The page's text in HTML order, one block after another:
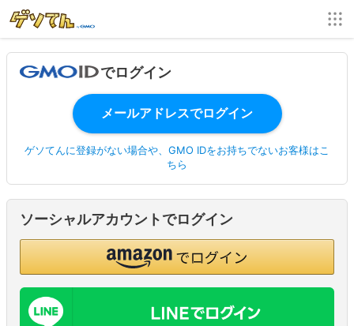
でログイン
ゲソてんに登録がない場合や、GMO IDをお持ちでないお客様はこ
ちら
ソーシャルアカウントでログイン